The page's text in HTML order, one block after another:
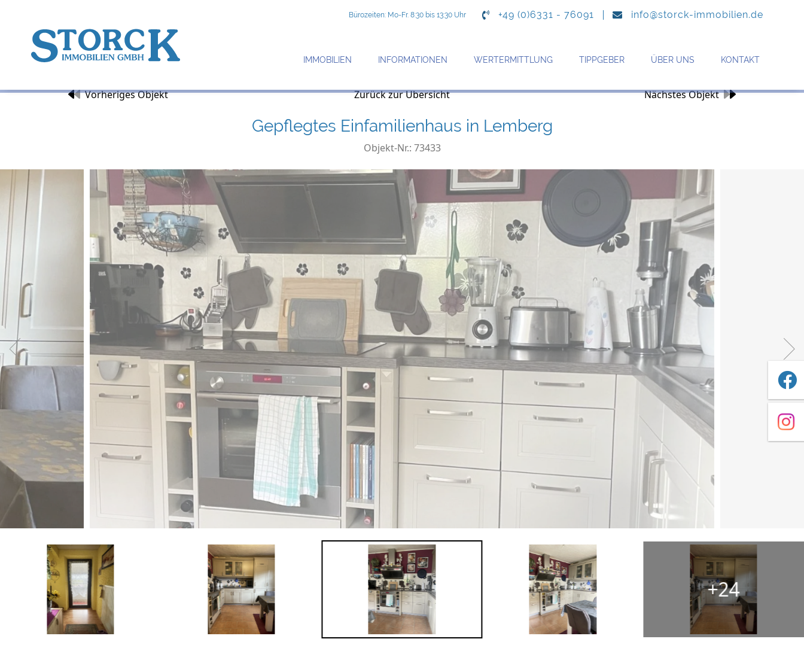
Bürozeiten: Mo-Fr. 8:30 bis 13:30 Uhr +49 (0)6331 - 76091 info@storck-immobilien.de
IMMOBILIEN INFORMATIONEN WERTERMITTLUNG TIPPGEBER ÜBER UNS KONTAKT
Nächstes Objekt
Vorheriges Objekt Zurück zur Übersicht
Gepflegtes Einfamilienhaus in Lemberg
Objekt-Nr.: 73433
+24